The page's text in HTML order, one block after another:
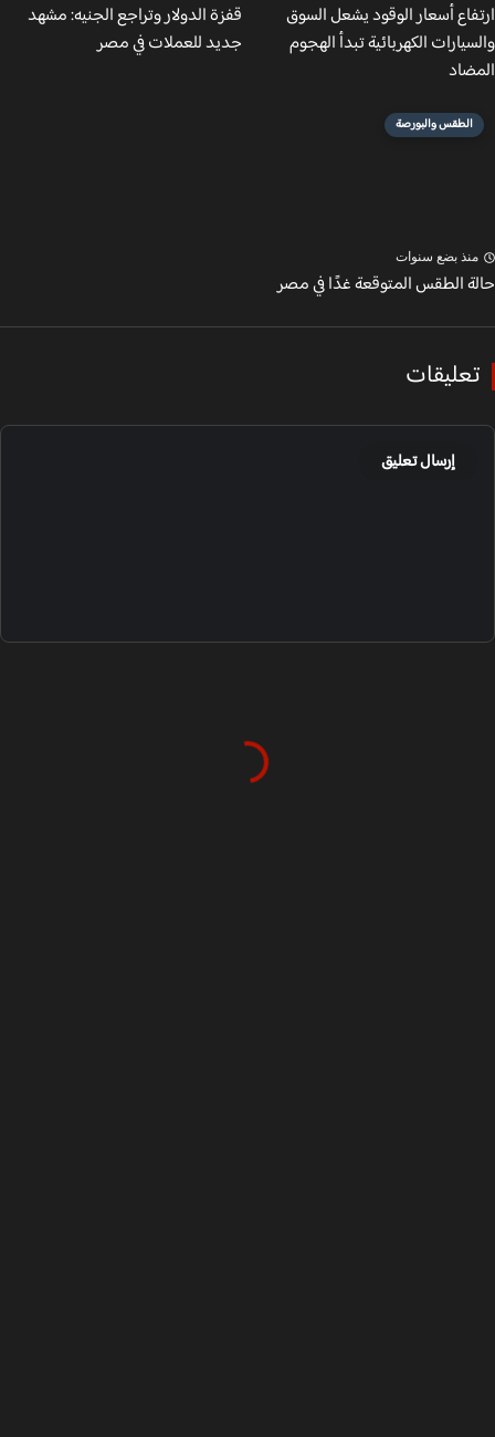
أسعار الوقود يشعل السوق
الكهربائية تبدأ الهجوم
قفزة الدولار وتراجع الجنيه: مشهد
جديد للعملات في مصر
الطقس والبورصة
بضع سنوات
الطقس المتوقعة غدًا في مصر
إرسال تعليق